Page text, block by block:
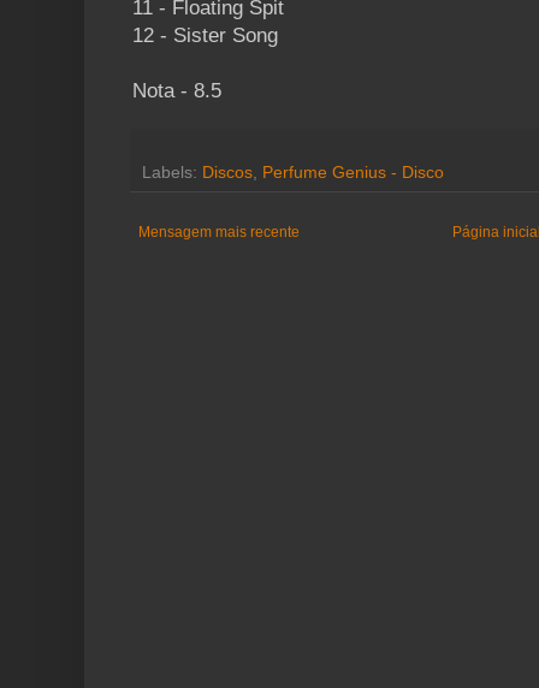
11 - Floating Spit
12 - Sister Song
Nota - 8.5
Labels: Discos, Perfume Genius - Disco
Mensagem mais recente Página